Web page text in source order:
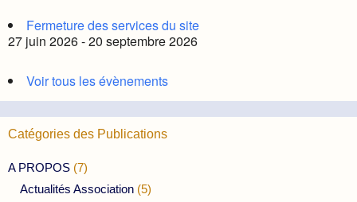
Fermeture des services du site
27 juin 2026 - 20 septembre 2026
Voir tous les évènements
Catégories des Publications
A PROPOS (7)
Actualités Association (5)